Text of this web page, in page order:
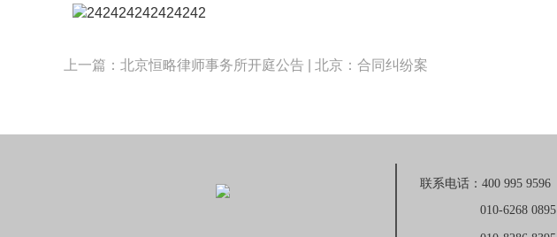
上一篇：北京恒略律师事务所开庭公告 | 北京：合同纠纷案
联系电话：400 995 9596
010-6268 0895